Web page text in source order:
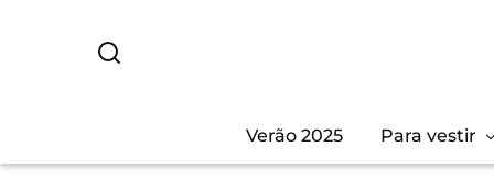
Verão 2025 Para vestir